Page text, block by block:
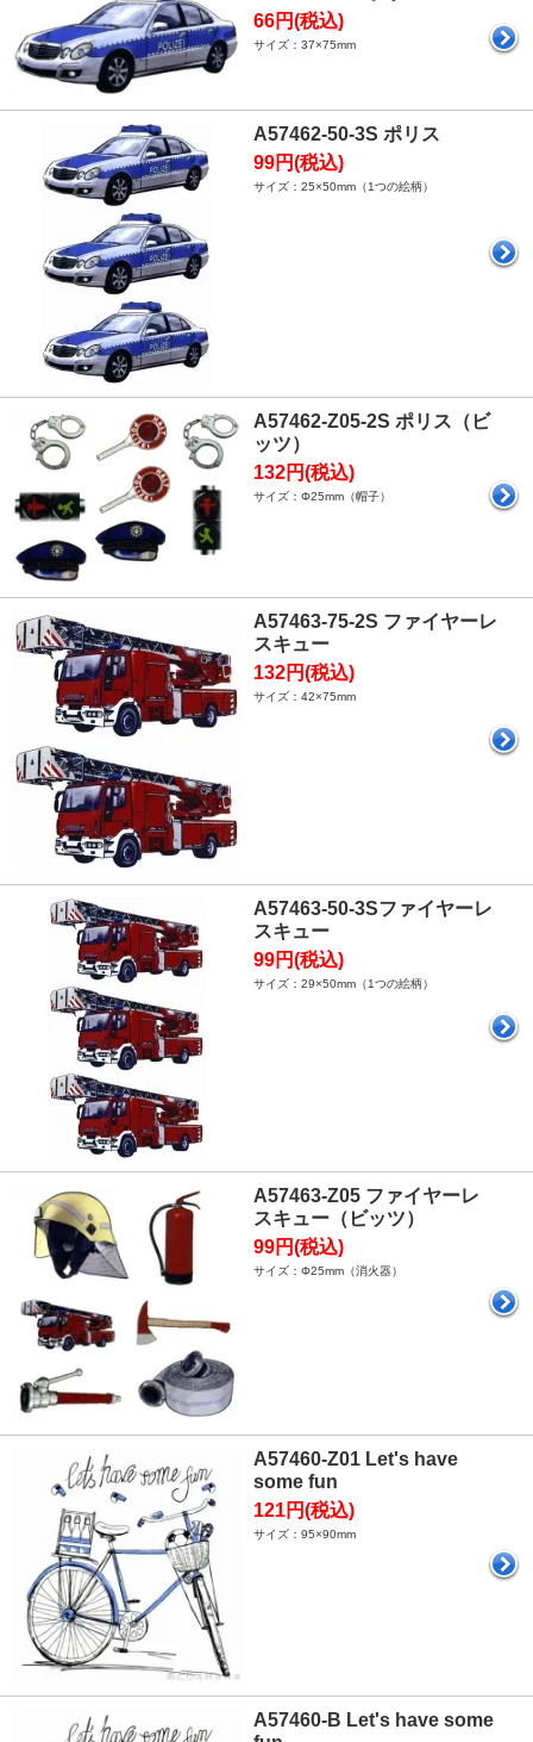
66円(税込)
サイズ：37×75mm
A57462-50-3S ポリス
99円(税込)
サイズ：25×50mm（1つの絵柄）
A57462-Z05-2S ポリス（ビ
ッツ）
132円(税込)
サイズ：Φ25mm（帽子）
A57463-75-2S ファイヤーレ
スキュー
132円(税込)
サイズ：42×75mm
A57463-50-3Sファイヤーレ
スキュー
99円(税込)
サイズ：29×50mm（1つの絵柄）
A57463-Z05 ファイヤーレ
スキュー（ビッツ）
99円(税込)
サイズ：Φ25mm（消火器）
A57460-Z01 Let's have
some fun
121円(税込)
サイズ：95×90mm
A57460-B Let's have some